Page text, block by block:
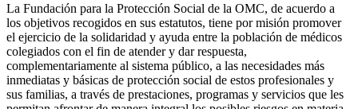
La Fundación para la Protección Social de la OMC, de acuerdo a
los objetivos recogidos en sus estatutos, tiene por misión promover
el ejercicio de la solidaridad y ayuda entre la población de médicos
colegiados con el fin de atender y dar respuesta,
complementariamente al sistema público, a las necesidades más
inmediatas y básicas de protección social de estos profesionales y
sus familias, a través de prestaciones, programas y servicios que les